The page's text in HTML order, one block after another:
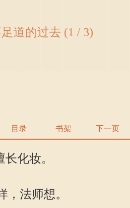
道的过去 (1 / 3)
目录 书架 下一页
化妆。
法师想。